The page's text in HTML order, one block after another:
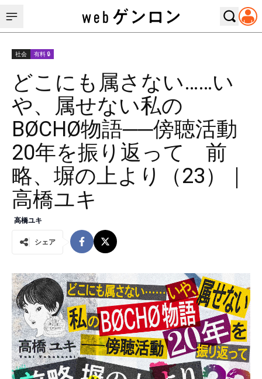
社会 有料 🔒
どこにも属さない……い
や、属せない私の
BØCHØ物語──傍聴活動
20年を振り返って 前
略、塀の上より（23）｜
高橋ユキ
高橋ユキ
シェア